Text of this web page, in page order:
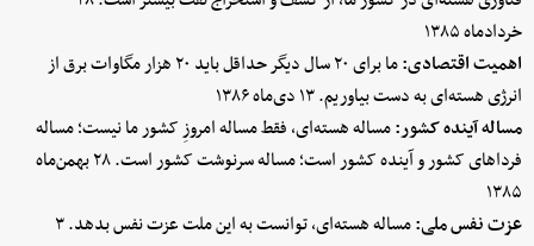
خردادماه ۱۳۸۵
اهمیت اقتصادی:
ما برای ۲۰ سال دیگر حداقل باید ۲۰ هزار مگاوات برق از
انرژی هسته‌ای به دست بیاوریم. ۱۳ دی‌ماه ۱۳۸۶
مساله آینده کشور:مساله‌ هسته‌ای، فقط مساله‌ امروزِ کشور ما نیست؛ مساله‌
فرداهای کشور و آینده‌ کشور است؛ مساله‌ سرنوشت کشور است. ۲۸ بهمن‌ماه
۱۳۸۵
عزت نفس ملی:
مساله‌ هسته‌ای، توانست به این ملت عزت نفس بدهد. ۳